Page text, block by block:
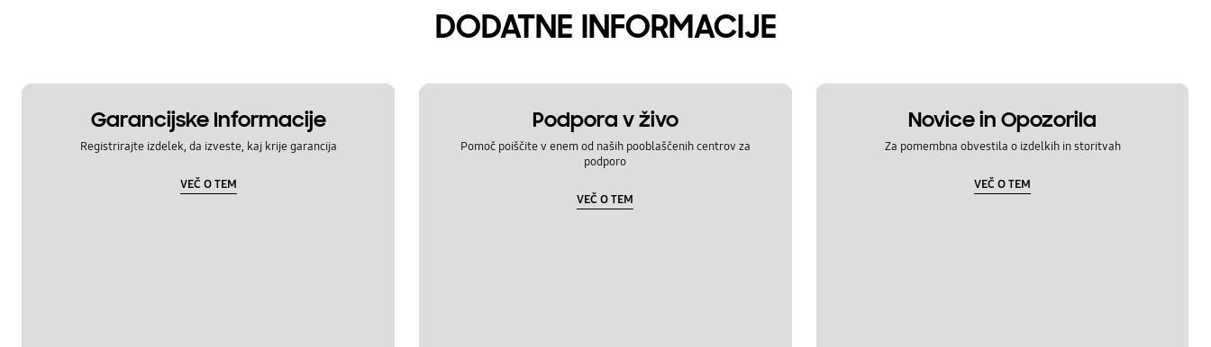
DODATNE INFORMACIJE
Garancijske Informacije
Registrirajte izdelek, da izveste, kaj krije garancija
VEČ O TEM
Podpora v živo
Pomoč poiščite v enem od naših pooblaščenih centrov za
podporo
VEČ O TEM
Novice in Opozorila
Za pomembna obvestila o izdelkih in storitvah
VEČ O TEM